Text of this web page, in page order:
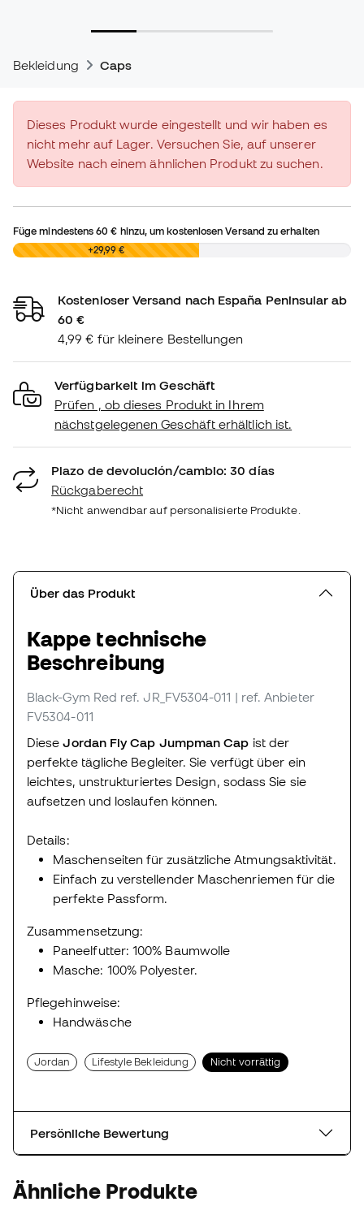
Bekleidung Caps
Dieses Produkt wurde eingestellt und wir haben es
nicht mehr auf Lager. Versuchen Sie, auf unserer
Website nach einem ähnlichen Produkt zu suchen.
Füge mindestens60 € hinzu, um kostenlosen Versand zu erhalten
0,00 € +29,99 €
Kostenloser Versand nach España Peninsular ab
60 €
4,99 € für kleinere Bestellungen
Verfügbarkeit im Geschäft
Prüfen , ob dieses Produkt in Ihrem
nächstgelegenen Geschäft erhältlich ist.
Plazo de devolución/cambio: 30 días
Rückgaberecht
*Nicht anwendbar auf personalisierte Produkte.
Über das Produkt
Kappe technische
Beschreibung
Black-Gym Red ref. JR_FV5304-011 | ref. Anbieter
FV5304-011
DieseJordan Fly Cap Jumpman Cap ist der
perfekte tägliche Begleiter. Sie verfügt über ein
leichtes, unstrukturiertes Design, sodass Sie sie
aufsetzen und loslaufen können.
Details:
Maschenseiten für zusätzliche Atmungsaktivität.
Einfach zu verstellender Maschenriemen für die
perfekte Passform.
Zusammensetzung:
Paneelfutter: 100% Baumwolle
Masche: 100% Polyester.
Pflegehinweise:
Handwäsche
Jordan Lifestyle Bekleidung Nicht vorrättig
Persönliche Bewertung
Ähnliche Produkte